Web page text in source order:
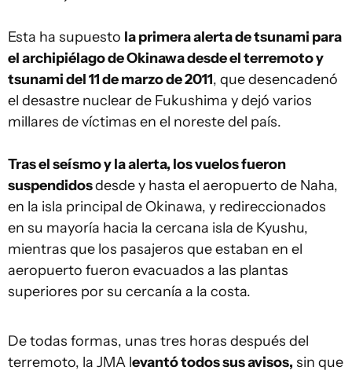
Esta ha supuesto la primera alerta de tsunami para
el archipiélago de Okinawa desde el terremoto y
tsunami del 11 de marzo de 2011, que desencadenó
el desastre nuclear de Fukushima y dejó varios
millares de víctimas en el noreste del país.
Tras el seísmo y la alerta, los vuelos fueron
suspendidosdesde y hasta el aeropuerto de Naha,
en la isla principal de Okinawa, y redireccionados
en su mayoría hacia la cercana isla de Kyushu,
mientras que los pasajeros que estaban en el
aeropuerto fueron evacuados a las plantas
superiores por su cercanía a la costa.
De todas formas, unas tres horas después del
terremoto, la JMA levantó todos sus avisos, sin que